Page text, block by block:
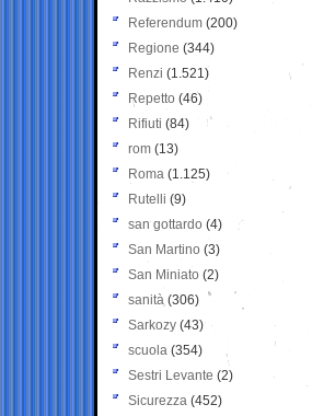
Referendum (200)
Regione (344)
Renzi (1.521)
Repetto (46)
Rifiuti (84)
rom (13)
Roma (1.125)
Rutelli (9)
san gottardo (4)
San Martino (3)
San Miniato (2)
sanità (306)
Sarkozy (43)
scuola (354)
Sestri Levante (2)
Sicurezza (452)